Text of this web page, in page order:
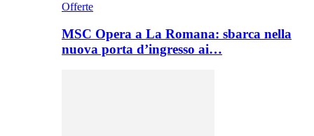
Offerte
MSC Opera a La Romana: sbarca nella
nuova porta d’ingresso ai…